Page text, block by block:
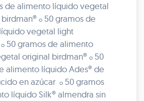
de alimento líquido vegetal
o 50 gramos de
vegetal light
o 50 gramos de alimento
original birdman® o 50
alimento líquido Ades® de
en azúcar o 50 gramos
líquido Silk® almendra sin